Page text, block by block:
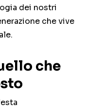
dei nostri
che vive
che